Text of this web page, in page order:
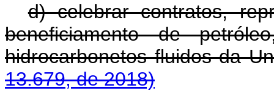
d) celebrar contratos,
beneficiamento de
hidrocarbonetos
13.679, de 2018)